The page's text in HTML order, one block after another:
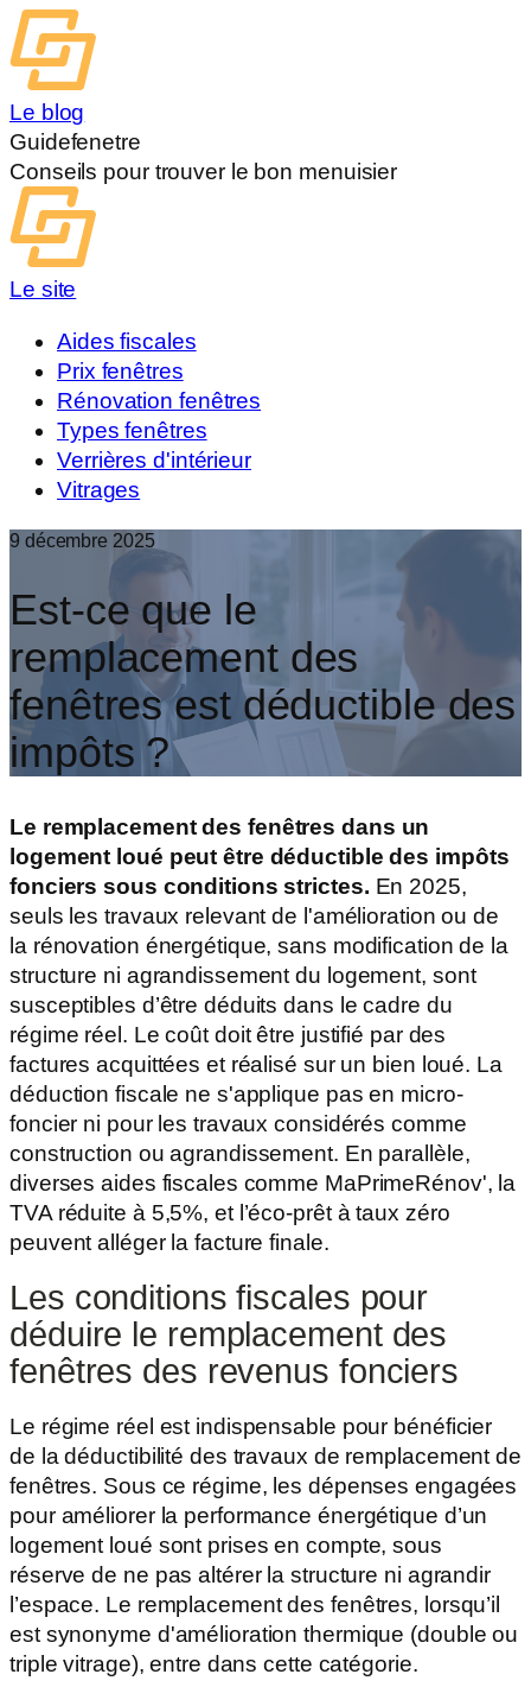
Le blog
Guidefenetre
Conseils pour trouver le bon menuisier
Le site
Aides fiscales
Prix fenêtres
Rénovation fenêtres
Types fenêtres
Verrières d'intérieur
Vitrages
9 décembre 2025
Est-ce que le
remplacement des
fenêtres est déductible des
impôts ?
Le remplacement des fenêtres dans un
logement loué peut être déductible des impôts
fonciers sous conditions strictes. En 2025,
seuls les travaux relevant de l'amélioration ou de
la rénovation énergétique, sans modification de la
structure ni agrandissement du logement, sont
susceptibles d’être déduits dans le cadre du
régime réel. Le coût doit être justifié par des
factures acquittées et réalisé sur un bien loué. La
déduction fiscale ne s'applique pas en micro-
foncier ni pour les travaux considérés comme
construction ou agrandissement. En parallèle,
diverses aides fiscales comme MaPrimeRénov', la
TVA réduite à 5,5%, et l’éco-prêt à taux zéro
peuvent alléger la facture finale.
Les conditions fiscales pour
déduire le remplacement des
fenêtres des revenus fonciers
Le régime réel est indispensable pour bénéficier
de la déductibilité des travaux de remplacement de
fenêtres. Sous ce régime, les dépenses engagées
pour améliorer la performance énergétique d’un
logement loué sont prises en compte, sous
réserve de ne pas altérer la structure ni agrandir
l’espace. Le remplacement des fenêtres, lorsqu’il
est synonyme d'amélioration thermique (double ou
triple vitrage), entre dans cette catégorie.